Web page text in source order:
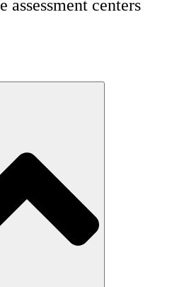
assessment centers